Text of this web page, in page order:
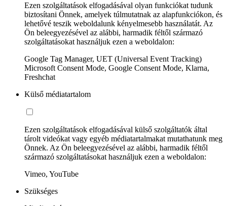
Ezen szolgáltatások elfogadásával olyan funkciókat tudunk
biztosítani Önnek, amelyek túlmutatnak az alapfunkciókon, és
lehetővé teszik weboldalunk kényelmesebb használatát. Az
Ön beleegyezésével az alábbi, harmadik féltől származó
szolgáltatásokat használjuk ezen a weboldalon:
Google Tag Manager, UET (Universal Event Tracking)
Microsoft Consent Mode, Google Consent Mode, Klarna,
Freshchat
Külső médiatartalom
Ezen szolgáltatások elfogadásával külső szolgáltatók által
tárolt videókat vagy egyéb médiatartalmakat mutathatunk meg
Önnek. Az Ön beleegyezésével az alábbi, harmadik féltől
származó szolgáltatásokat használjuk ezen a weboldalon:
Vimeo, YouTube
Szükséges